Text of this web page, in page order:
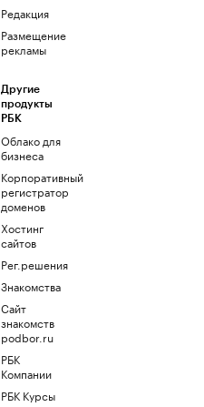
Редакция
Размещение
рекламы
Другие
продукты
РБК
Облако для
бизнеса
Корпоративный
регистратор
доменов
Хостинг
сайтов
Рег.решения
Знакомства
Сайт
знакомств
podbor.ru
РБК
Компании
РБК Курсы